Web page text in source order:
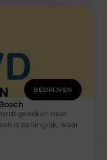
BEDRIJVEN
gekeken naar
is belangrijk, waar